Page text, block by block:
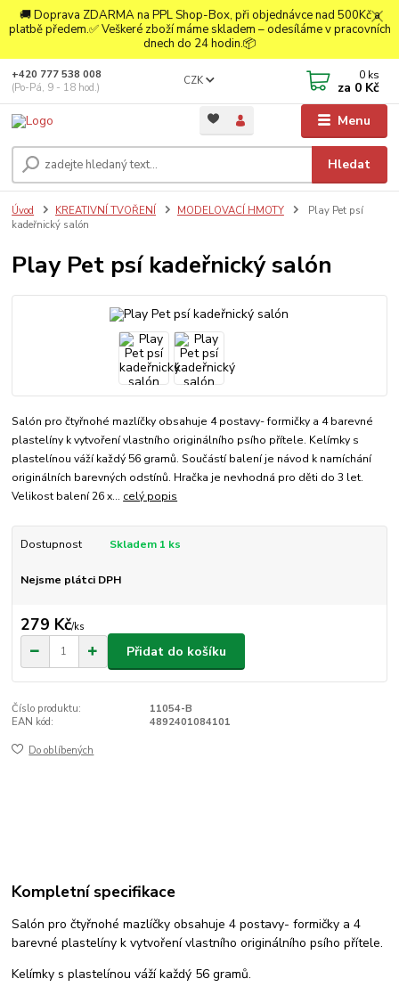
🚚 Doprava ZDARMA na PPL Shop-Box, při objednávce nad 500Kč a
platbě předem.✅ Veškeré zboží máme skladem – odesíláme v pracovních
dnech do 24 hodin.📦
Menu
CZK
Hledat
+420 777 538 008
(Po-Pá, 9 - 18 hod.)
0 ks
za 0 Kč
Úvod KREATIVNÍ TVOŘENÍ MODELOVACÍ HMOTY
Play Pet psí
kadeřnický salón
Play Pet psí kadeřnický salón
Salón pro čtyřnohé mazlíčky obsahuje 4 postavy- formičky a 4 barevné
plastelíny k vytvoření vlastního originálního psího přítele. Kelímky s
plastelínou váží každý 56 gramů. Součástí balení je návod k namíchání
originálních barevných odstínů. Hračka je nevhodná pro děti do 3 let.
Velikost balení 26 x... celý popis
Dostupnost Skladem 1 ks
Nejsme plátci DPH
279 Kč/ks
Přidat do košíku
Číslo produktu:
11054-B
EAN kód:
4892401084101
Do oblíbených
Kompletní specifikace
Salón pro čtyřnohé mazlíčky obsahuje 4 postavy- formičky a 4
barevné plastelíny k vytvoření vlastního originálního psího přítele.
Kelímky s plastelínou váží každý 56 gramů.